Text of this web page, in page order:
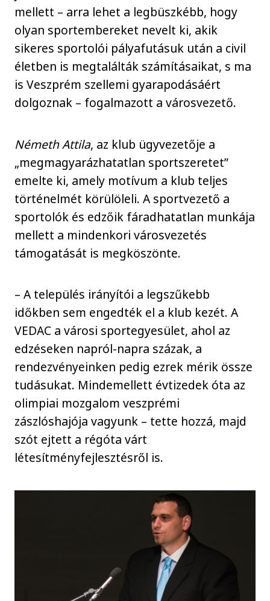
mellett – arra lehet a legbüszkébb, hogy
olyan sportembereket nevelt ki, akik
sikeres sportolói pályafutásuk után a civil
életben is megtalálták számításaikat, s ma
is Veszprém szellemi gyarapodásáért
dolgoznak – fogalmazott a városvezető.
Németh Attila, az klub ügyvezetője a
„megmagyarázhatatlan sportszeretet”
emelte ki, amely motívum a klub teljes
történelmét körülöleli. A sportvezető a
sportolók és edzőik fáradhatatlan munkája
mellett a mindenkori városvezetés
támogatását is megköszönte.
– A település irányítói a legszűkebb
időkben sem engedték el a klub kezét. A
VEDAC a városi sportegyesület, ahol az
edzéseken napról-napra százak, a
rendezvényeinken pedig ezrek mérik össze
tudásukat. Mindemellett évtizedek óta az
olimpiai mozgalom veszprémi
zászlóshajója vagyunk – tette hozzá, majd
szót ejtett a régóta várt
létesítményfejlesztésről is.